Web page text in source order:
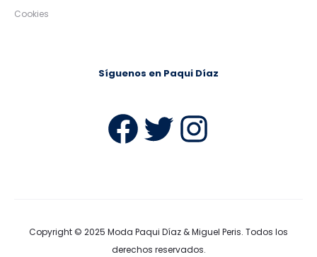
Cookies
Síguenos en Paqui Díaz
Facebook
Twitter
Copyright © 2025 Moda Paqui Díaz & Miguel Peris. Todos los
derechos reservados.